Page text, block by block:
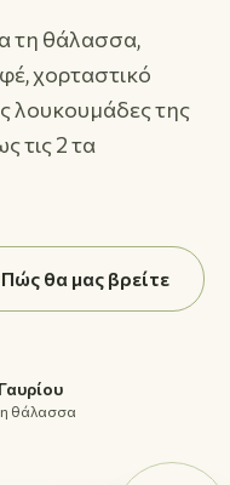
τη θάλασσα,
χορταστικό
λουκουμάδες της
τις 2 τα
Πώς θα μας βρείτε
θάλασσα